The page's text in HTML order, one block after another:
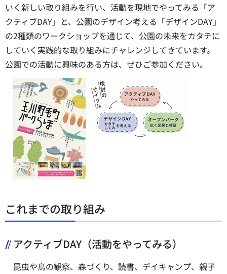
いく新しい取り組みを行い、活動を現地でやってみる「ア
クティブDAY」と、公園のデザイン考える「デザインDAY」
の2種類のワークショップを通じて、公園の未来をカタチに
していく実践的な取り組みにチャレンジしてきています。
公園での活動に興味のある方は、ぜひご参加ください。
これまでの取り組み
アクティブDAY（活動をやってみる）
昆虫や鳥の観察、森づくり、読書、デイキャンプ、親子